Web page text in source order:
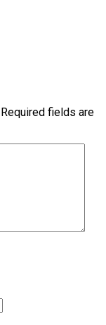
Required fields are